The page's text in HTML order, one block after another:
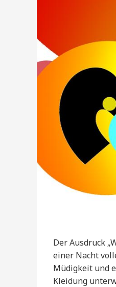
Der Ausdruck
einer Nacht
Müdigkeit und
Kleidung